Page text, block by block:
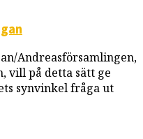
Andreasförsamlingen,
vill på detta sätt ge
synvinkel fråga ut